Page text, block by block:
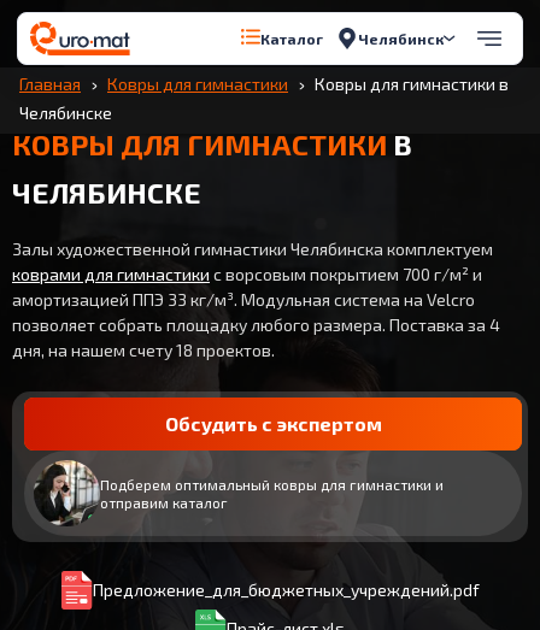
Каталог Челябинск
Главная Ковры для гимнастики
Ковры для гимнастики в
Челябинске
КОВРЫ ДЛЯ ГИМНАСТИКИ В
ЧЕЛЯБИНСКЕ
Залы художественной гимнастики Челябинска комплектуем
коврами для гимнастики с ворсовым покрытием 700 г/м² и
амортизацией ППЭ 33 кг/м³. Модульная система на Velcro
позволяет собрать площадку любого размера. Поставка за 4
дня, на нашем счету 18 проектов.
Обсудить с экспертом
Подберем оптимальный ковры для гимнастики и
отправим каталог
Предложение_для_бюджетных_учреждений.pdf